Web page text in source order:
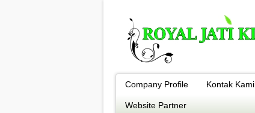
Company Profile Kontak Kami
Website Partner